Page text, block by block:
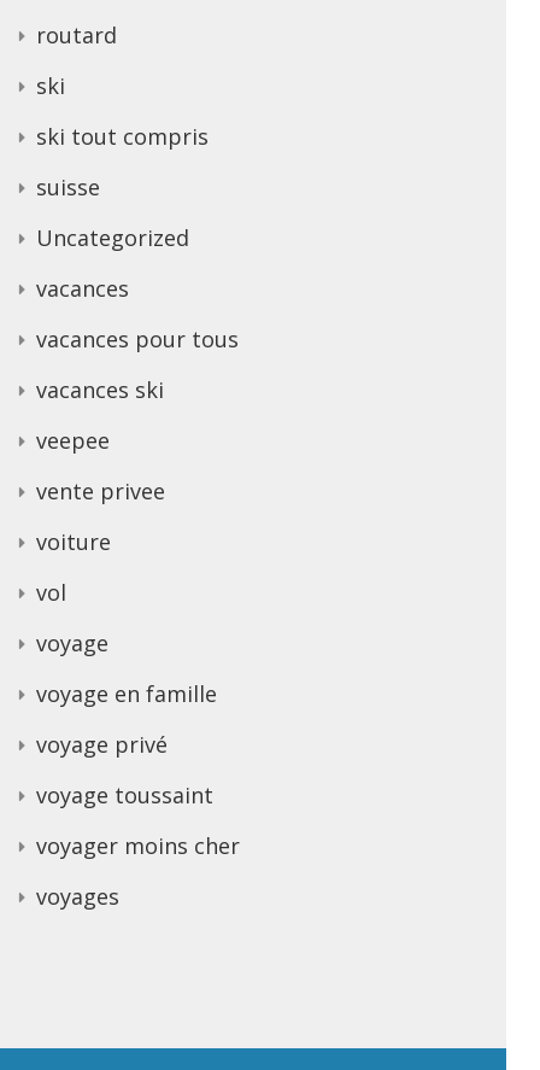
routard
ski
ski tout compris
suisse
Uncategorized
vacances
vacances pour tous
vacances ski
veepee
vente privee
voiture
vol
voyage
voyage en famille
voyage privé
voyage toussaint
voyager moins cher
voyages